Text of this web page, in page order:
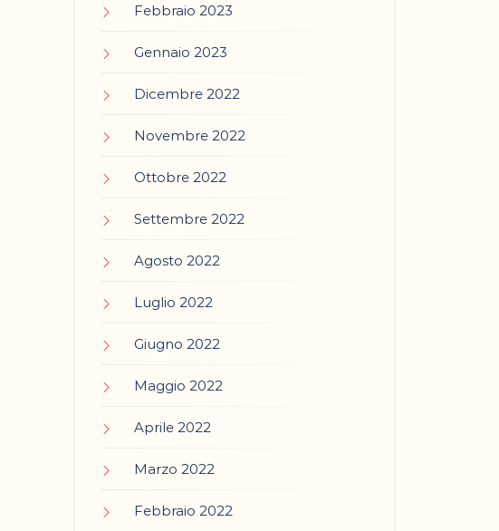
Febbraio 2023
Gennaio 2023
Dicembre 2022
Novembre 2022
Ottobre 2022
Settembre 2022
Agosto 2022
Luglio 2022
Giugno 2022
Maggio 2022
Aprile 2022
Marzo 2022
Febbraio 2022